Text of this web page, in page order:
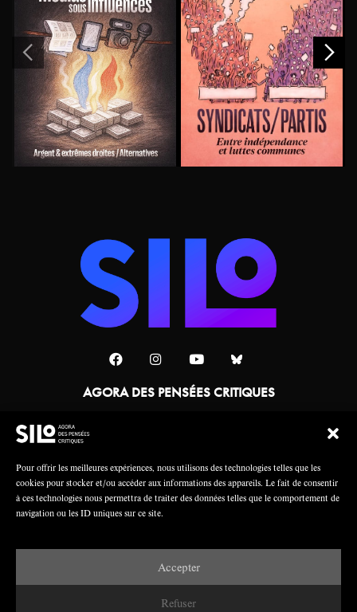
Pour offrir les meilleures expériences, nous utilisons des technologies telles que les
cookies pour stocker et/ou accéder aux informations des appareils. Le fait de consentir
à ces technologies nous permettra de traiter des données telles que le comportement de
navigation ou les ID uniques sur ce site.
Accepter
Refuser
AGORA DES PENSÉES CRITIQUES